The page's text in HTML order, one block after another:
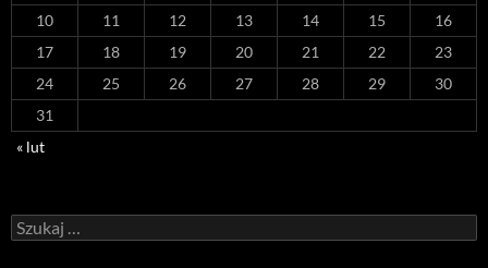
10
11 12 13 14 15
16
17
18 19 20 21 22
23
24
25 26 27 28 29
30
31
« lut
Szukaj: